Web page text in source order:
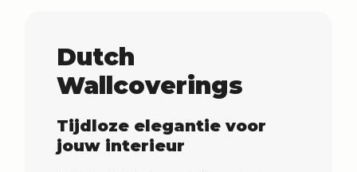
Dutch
Wallcoverings
Tijdloze elegantie voor
jouw interieur